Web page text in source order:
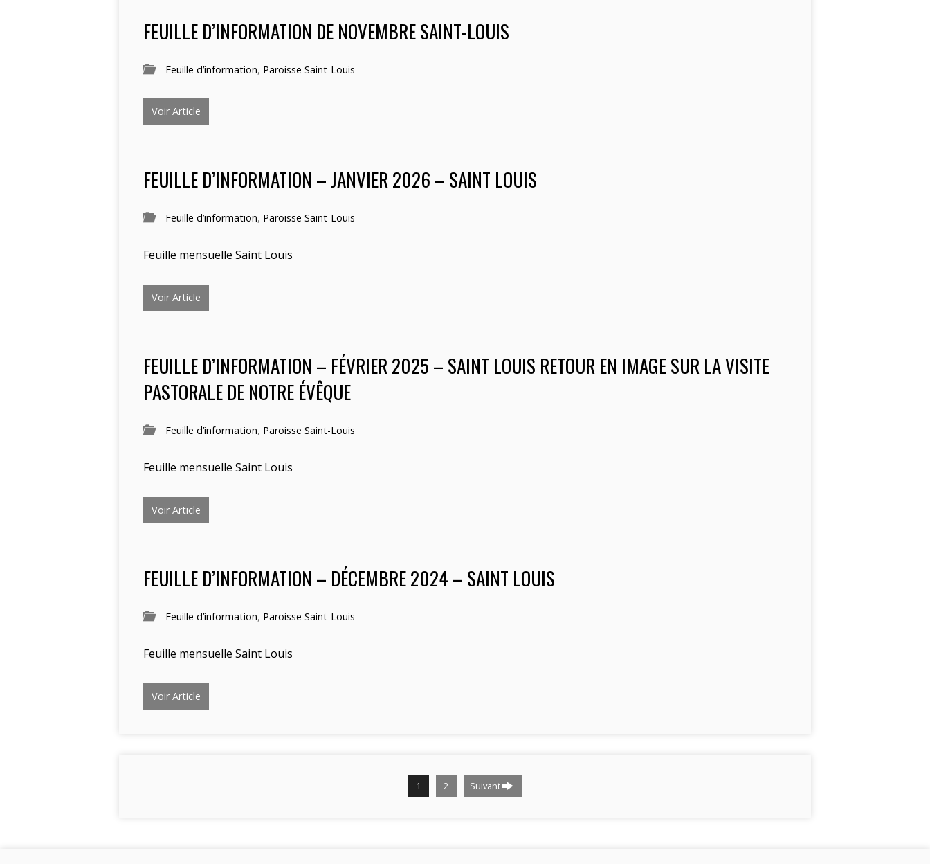
FEUILLE D’INFORMATION DE NOVEMBRE SAINT-LOUIS
Feuille d’information, Paroisse Saint-Louis
Voir Article
FEUILLE D’INFORMATION – JANVIER 2026 – SAINT LOUIS
Feuille d’information, Paroisse Saint-Louis
Feuille mensuelle Saint Louis
Voir Article
FEUILLE D’INFORMATION – FÉVRIER 2025 – SAINT LOUIS RETOUR EN IMAGE SUR LA VISITE
PASTORALE DE NOTRE ÉVÊQUE
Feuille d’information, Paroisse Saint-Louis
Feuille mensuelle Saint Louis
Voir Article
FEUILLE D’INFORMATION – DÉCEMBRE 2024 – SAINT LOUIS
Feuille d’information, Paroisse Saint-Louis
Feuille mensuelle Saint Louis
Voir Article
1 2 Suivant